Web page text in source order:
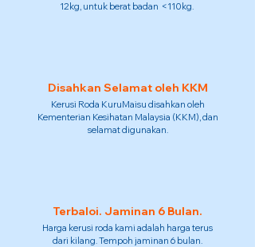
12kg, untuk berat badan <110kg.
Disahkan Selamat oleh KKM
Kerusi Roda KuruMaisu disahkan oleh
Kementerian Kesihatan Malaysia (KKM), dan
selamat digunakan.
Terbaloi. Jaminan 6 Bulan.
Harga kerusi roda kami adalah harga terus
dari kilang. Tempoh jaminan 6 bulan.